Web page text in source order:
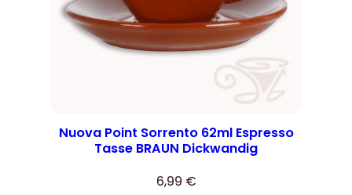
Nuova Point Sorrento 62ml Espresso
Tasse BRAUN Dickwandig
6,99 €